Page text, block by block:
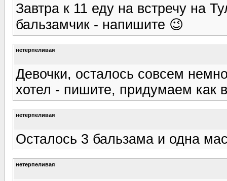
Завтра к 11 еду на встречу на
бальзамчик - напишите 😉
нетерпеливая
Девочки, осталось совсем
хотел - пишите, придумаем как
нетерпеливая
Осталось 3 бальзама и одна
нетерпеливая